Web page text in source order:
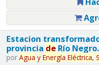
Estacion
provincia deRío Negro.
por Agua y Energía Eléctrica,